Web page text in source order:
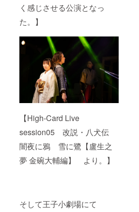
く感じさせる公演となっ
た。】
【High-Card Live
session05 改説・八犬伝
闇夜に鴉 雪に鷺【盧生之
夢 金碗大輔編】 より。】
そして王子小劇場にて